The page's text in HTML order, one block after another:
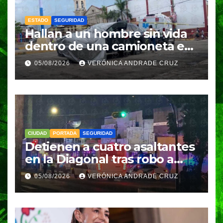
ESTADO SEGURIDAD
Hallan a un hombre sin vida
dentro de una camioneta en
Tenampulco; investigan
homicidio
05/08/2026 VERÓNICA ANDRADE CRUZ
CIUDAD PORTADA SEGURIDAD
Detienen a cuatro asaltantes
en la Diagonal tras robo a
Coppel en el Centro de
Puebla; recuperan celulares
y aseguran un arma
05/08/2026 VERÓNICA ANDRADE CRUZ